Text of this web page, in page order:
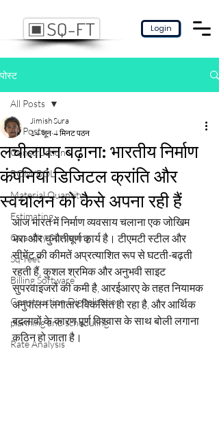
Login
पोस्ट
All Posts
Construction
BOM/BOL
Material Quantity
Estimating
Quantity Surveying
Sq-feet
Billing Software
Construction Digitalization
planning and scheduling
Rate Analysis
All Posts
लचीलापन बढ़ाना: भारतीय निर्माण
कंपनियां डिजिटल क्रांति और
स्वचालन को कैसे अपना रही हैं
Jimish Sura
14 जून 4 मिनट पठन
आज भारत में निर्माण व्यवसाय चलाना एक जोखिम
भरा और चुनौतीपूर्ण कार्य है। टीएमटी स्टील और
सीमेंट की कीमतें अप्रत्याशित रूप से घटती-बढ़ती
रहती हैं, कुशल श्रमिक और अनुभवी साइट
सुपरवाइजरों की कमी है, आरईआरए के तहत नियामक
अनुपालन लगातार विकसित हो रहा है, और आर्थिक
बदलावों के कारण पूर्ण विश्वास के साथ बोली लगाना
कठिन हो जाता है।